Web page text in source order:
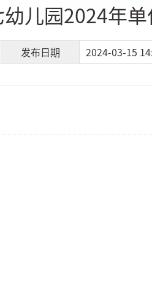
儿园2024年
发布日期 2024-03-15